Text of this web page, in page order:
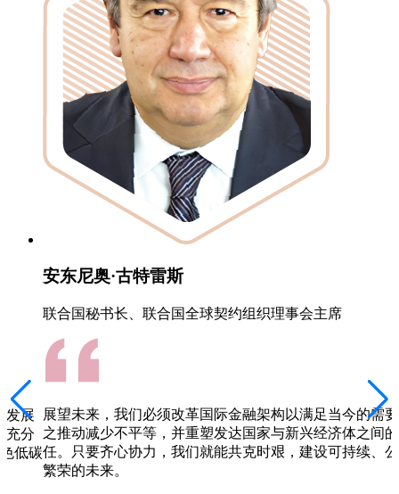
发展
充分
展望未来，我们必须改革国际金融架构以满足当今的需
之推动减少不平等，并重塑发达国家与新兴经济体之间
任。只要齐心协力，我们就能共克时艰，建设可持续、